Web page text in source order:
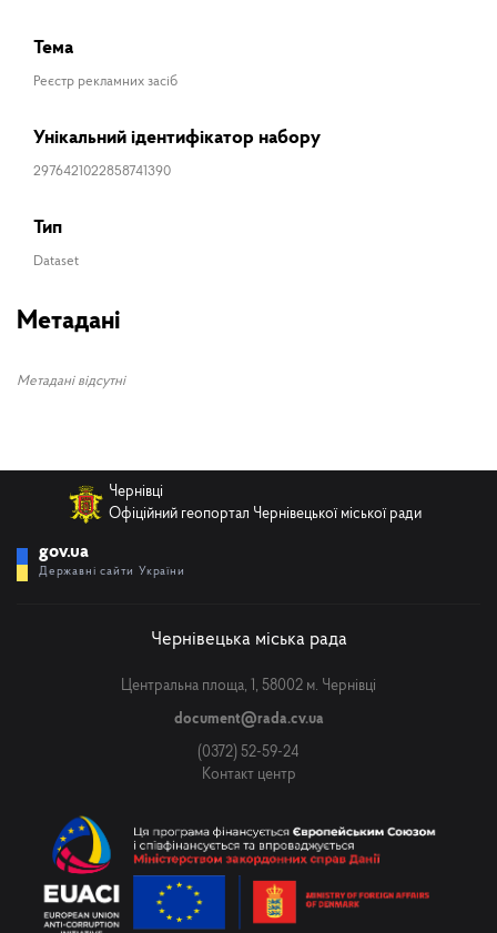
Тема
Реєстр рекламних засіб
Унікальний ідентифікатор набору
2976421022858741390
Тип
Dataset
Метадані
Метадані відсутні
Надіслати
Телефон
Чернівці
Офіційний геопортал Чернівецької міської ради
gov.ua
Державні сайти України
Чернівецька міська рада
Центральна площа, 1, 58002 м. Чернівці
document@rada.cv.ua
(0372) 52-59-24
Контакт центр